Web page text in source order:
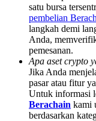
BTC Welcome
Deposit & Trade
Deposit
Share 500000
satu bursa
pembelian
langkah demi
Anda,
pemesanan.
Apa aset crypto
Jika Anda
pasar atau fitur
Untuk informasi
Berachain kami
berdasarkan